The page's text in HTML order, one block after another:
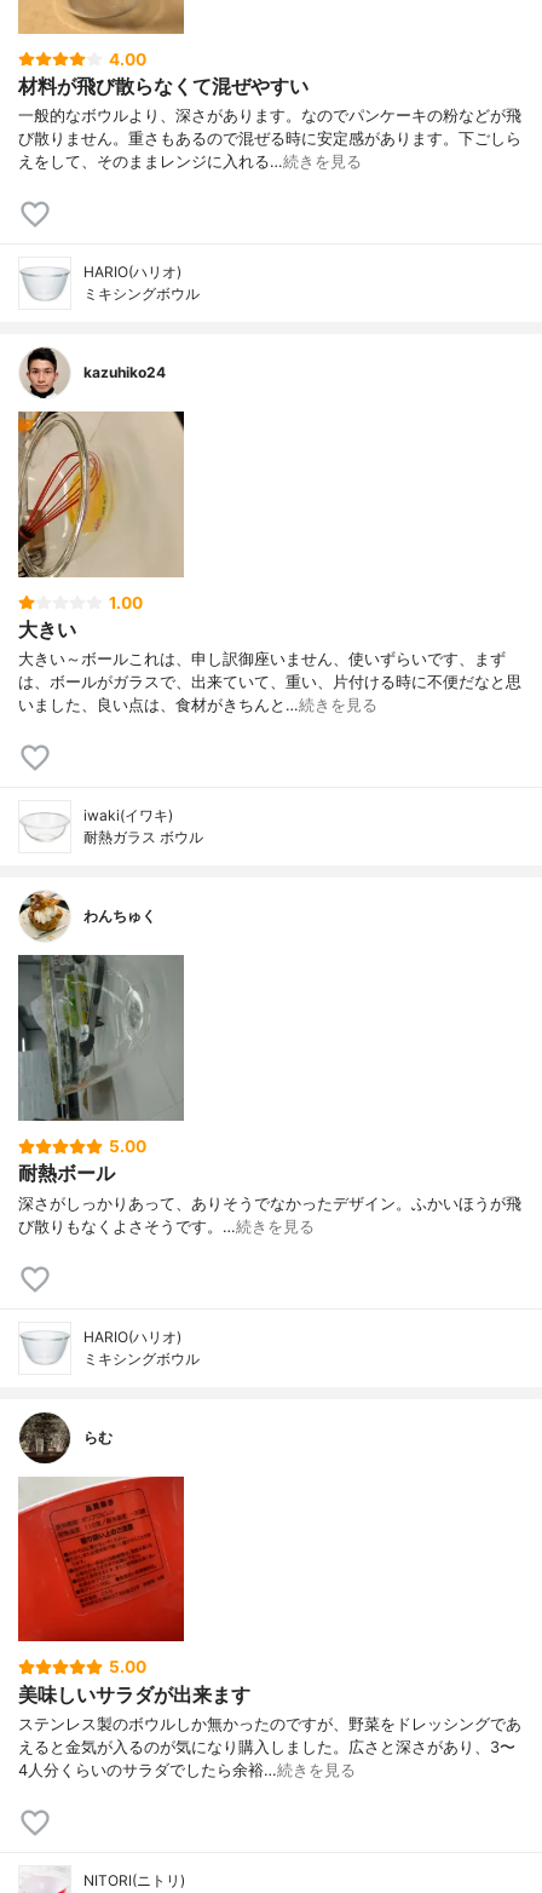
4.00
材料が飛び散らなくて混ぜやすい
一般的なボウルより、深さがあります。なのでパンケーキの粉などが飛
び散りません。重さもあるので混ぜる時に安定感があります。下ごしら
えをして、そのままレンジに入れる…続きを見る
HARIO(ハリオ)
ミキシングボウル
kazuhiko24
1.00
大きい
大きい～ボールこれは、申し訳御座いません、使いずらいです、まず
は、ボールがガラスで、出来ていて、重い、片付ける時に不便だなと思
いました、良い点は、食材がきちんと…続きを見る
iwaki(イワキ)
耐熱ガラス ボウル
わんちゅく
5.00
耐熱ボール
深さがしっかりあって、ありそうでなかったデザイン。ふかいほうが飛
び散りもなくよさそうです。…続きを見る
HARIO(ハリオ)
ミキシングボウル
らむ
5.00
美味しいサラダが出来ます
ステンレス製のボウルしか無かったのですが、野菜をドレッシングであ
えると金気が入るのが気になり購入しました。広さと深さがあり、3〜
4人分くらいのサラダでしたら余裕…続きを見る
NITORI(ニトリ)